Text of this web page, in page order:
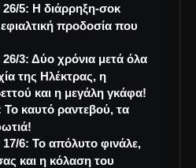
5: Η διάρρηξη-σοκ
προδοσία που
3: Δύο χρόνια μετά όλα
της Ηλέκτρας, η
και η μεγάλη γκάφα!
καυτό ραντεβού, τα
6: Το απόλυτο φινάλε,
και η κόλαση του